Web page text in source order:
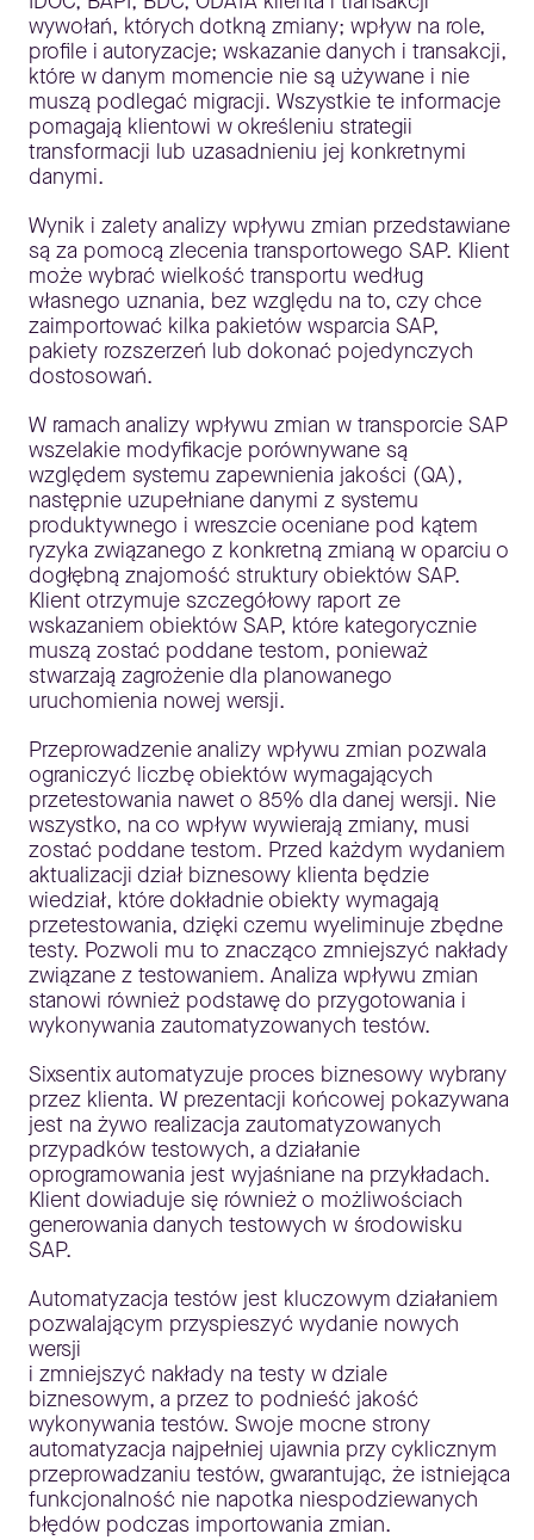
wywołań, których dotkną zmiany; wpływ na role,
profile i autoryzacje; wskazanie danych i transakcji,
które w danym momencie nie są używane i nie
muszą podlegać migracji. Wszystkie te informacje
pomagają klientowi w określeniu strategii
transformacji lub uzasadnieniu jej konkretnymi
danymi.
Wynik i zalety analizy wpływu zmian przedstawiane
są za pomocą zlecenia transportowego SAP. Klient
może wybrać wielkość transportu według
własnego uznania, bez względu na to, czy chce
zaimportować kilka pakietów wsparcia SAP,
pakiety rozszerzeń lub dokonać pojedynczych
dostosowań.
W ramach analizy wpływu zmian w transporcie SAP
wszelakie modyfikacje porównywane są
względem systemu zapewnienia jakości (QA),
następnie uzupełniane danymi z systemu
produktywnego i wreszcie oceniane pod kątem
ryzyka związanego z konkretną zmianą w oparciu o
dogłębną znajomość struktury obiektów SAP.
Klient otrzymuje szczegółowy raport ze
wskazaniem obiektów SAP, które kategorycznie
muszą zostać poddane testom, ponieważ
stwarzają zagrożenie dla planowanego
uruchomienia nowej wersji.
Przeprowadzenie analizy wpływu zmian pozwala
ograniczyć liczbę obiektów wymagających
przetestowania nawet o 85% dla danej wersji. Nie
wszystko, na co wpływ wywierają zmiany, musi
zostać poddane testom. Przed każdym wydaniem
aktualizacji dział biznesowy klienta będzie
wiedział, które dokładnie obiekty wymagają
przetestowania, dzięki czemu wyeliminuje zbędne
testy. Pozwoli mu to znacząco zmniejszyć nakłady
związane z testowaniem. Analiza wpływu zmian
stanowi również podstawę do przygotowania i
wykonywania zautomatyzowanych testów.
Sixsentix automatyzuje proces biznesowy wybrany
przez klienta. W prezentacji końcowej pokazywana
jest na żywo realizacja zautomatyzowanych
przypadków testowych, a działanie
oprogramowania jest wyjaśniane na przykładach.
Klient dowiaduje się również o możliwościach
generowania danych testowych w środowisku
SAP.
Automatyzacja testów jest kluczowym działaniem
pozwalającym przyspieszyć wydanie nowych
wersji
i zmniejszyć nakłady na testy w dziale
biznesowym, a przez to podnieść jakość
wykonywania testów. Swoje mocne strony
automatyzacja najpełniej ujawnia przy cyklicznym
przeprowadzaniu testów, gwarantując, że istniejąca
funkcjonalność nie napotka niespodziewanych
błędów podczas importowania zmian.